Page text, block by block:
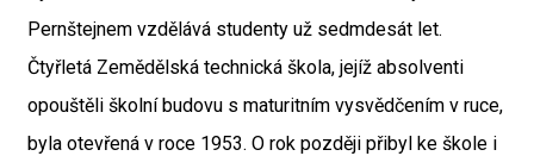
Pernštejnem vzdělává studenty už sedmdesát let.
Čtyřletá Zemědělská technická škola, jejíž absolventi
opouštěli školní budovu s maturitním vysvědčením v ruce,
byla otevřená v roce 1953. O rok později přibyl ke škole i